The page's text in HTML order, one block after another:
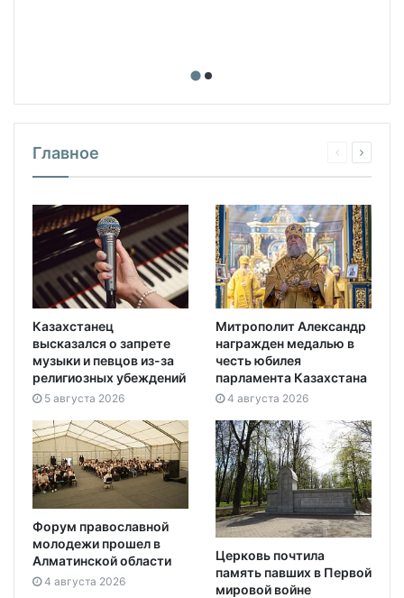
Главное
Казахстанец
высказался о запрете
музыки и певцов из-за
религиозных убеждений
5 августа 2026
Митрополит Александр
награжден медалью в
честь юбилея
парламента Казахстана
4 августа 2026
Форум православной
молодежи прошел в
Алматинской области
4 августа 2026
Церковь почтила
память павших в Первой
мировой войне